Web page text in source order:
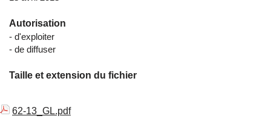
Autorisation
- d'exploiter
- de diffuser
Taille et extension du fichier
62-13_GL.pdf